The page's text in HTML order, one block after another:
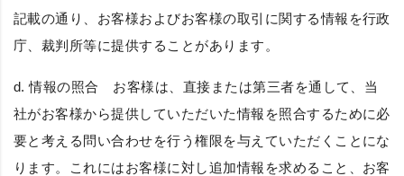
記載の通り、お客様およびお客様の取引に関する情報を行政
庁、裁判所等に提供することがあります。
d.情報の照合
お客様は、直接または第三者を通して、当
社がお客様から提供していただいた情報を照合するために必
要と考える問い合わせを行う権限を与えていただくことにな
ります。これにはお客様に対し追加情報を求めること、お客